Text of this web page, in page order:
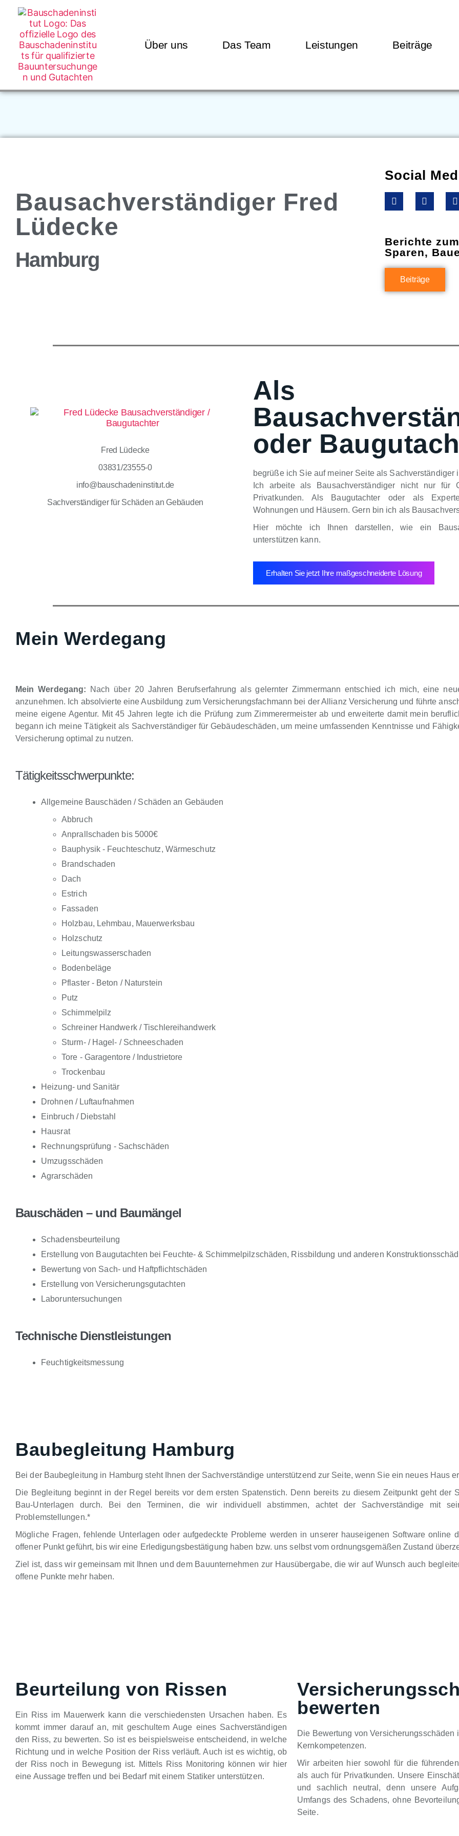
Über uns Das Team Leistungen Beiträge
Bausachverständiger Fred
Lüdecke
Hamburg
Social
Berichte
Sparen,
Beiträge
Fred Lüdecke
03831/23555-0
info@bauschadeninstitut.de
Sachverständiger für Schäden an Gebäuden
Als
oder
begrüße ich Sie auf meiner Seite als Sachverständiger
Ich arbeite als Bausachverständiger nicht nur für
Privatkunden. Als Baugutachter oder als
Wohnungen und Häusern. Gern bin ich als
Hier möchte ich Ihnen darstellen, wie ein
unterstützen kann.
Erhalten Sie jetzt Ihre maßgeschneiderte Lösung
Mein Werdegang
Mein Werdegang: Nach über 20 Jahren Berufserfahrung als gelernter Zimmermann entschied ich mich, eine
anzunehmen. Ich absolvierte eine Ausbildung zum Versicherungsfachmann bei der Allianz Versicherung und führte
meine eigene Agentur. Mit 45 Jahren legte ich die Prüfung zum Zimmerermeister ab und erweiterte damit mein
begann ich meine Tätigkeit als Sachverständiger für Gebäudeschäden, um meine umfassenden Kenntnisse und
Versicherung optimal zu nutzen.
Tätigkeitsschwerpunkte:
Allgemeine Bauschäden / Schäden an Gebäuden
Abbruch
Anprallschaden bis 5000€
Bauphysik - Feuchteschutz, Wärmeschutz
Brandschaden
Dach
Estrich
Fassaden
Holzbau, Lehmbau, Mauerwerksbau
Holzschutz
Leitungswasserschaden
Bodenbeläge
Pflaster - Beton / Naturstein
Putz
Schimmelpilz
Schreiner Handwerk / Tischlereihandwerk
Sturm- / Hagel- / Schneeschaden
Tore - Garagentore / Industrietore
Trockenbau
Heizung- und Sanitär
Drohnen / Luftaufnahmen
Einbruch / Diebstahl
Hausrat
Rechnungsprüfung - Sachschäden
Umzugsschäden
Agrarschäden
Bauschäden – und Baumängel
Schadensbeurteilung
Erstellung von Baugutachten bei Feuchte- & Schimmelpilzschäden, Rissbildung und anderen
Bewertung von Sach- und Haftpflichtschäden
Erstellung von Versicherungsgutachten
Laboruntersuchungen
Technische Dienstleistungen
Feuchtigkeitsmessung
Baubegleitung Hamburg
Bei der Baubegleitung in Hamburg steht Ihnen der Sachverständige unterstützend zur Seite, wenn Sie ein neues Haus
Die Begleitung beginnt in der Regel bereits vor dem ersten Spatenstich. Denn bereits zu diesem Zeitpunkt geht der
Bau-Unterlagen durch. Bei den Terminen, die wir individuell abstimmen, achtet der Sachverständige mit
Problemstellungen.*
Mögliche Fragen, fehlende Unterlagen oder aufgedeckte Probleme werden in unserer hauseigenen Software online
offener Punkt geführt, bis wir eine Erledigungsbestätigung haben bzw. uns selbst vom ordnungsgemäßen Zustand
Ziel ist, dass wir gemeinsam mit Ihnen und dem Bauunternehmen zur Hausübergabe, die wir auf Wunsch auch
offene Punkte mehr haben.
Beurteilung von Rissen
Ein Riss im Mauerwerk kann die verschiedensten Ursachen haben. Es
kommt immer darauf an, mit geschultem Auge eines Sachverständigen
den Riss, zu bewerten. So ist es beispielsweise entscheidend, in welche
Richtung und in welche Position der Riss verläuft. Auch ist es wichtig, ob
der Riss noch in Bewegung ist. Mittels Riss Monitoring können wir hier
eine Aussage treffen und bei Bedarf mit einem Statiker unterstützen.
bewerten
Die Bewertung von Versicherungsschäden
Kernkompetenzen.
Wir arbeiten hier sowohl für die
als auch für Privatkunden. Unsere
und sachlich neutral, denn unsere
Umfangs des Schadens, ohne
Seite.